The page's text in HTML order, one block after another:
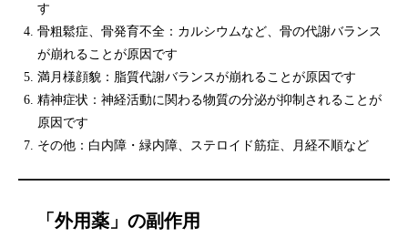
す
骨粗鬆症、骨発育不全：カルシウムなど、骨の代謝バランス
が崩れることが原因です
満月様顔貌：脂質代謝バランスが崩れることが原因です
精神症状：神経活動に関わる物質の分泌が抑制されることが
原因です
その他：白内障・緑内障、ステロイド筋症、月経不順など
「外用薬」の副作用